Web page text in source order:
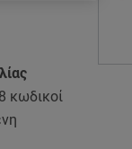
κωδικοί